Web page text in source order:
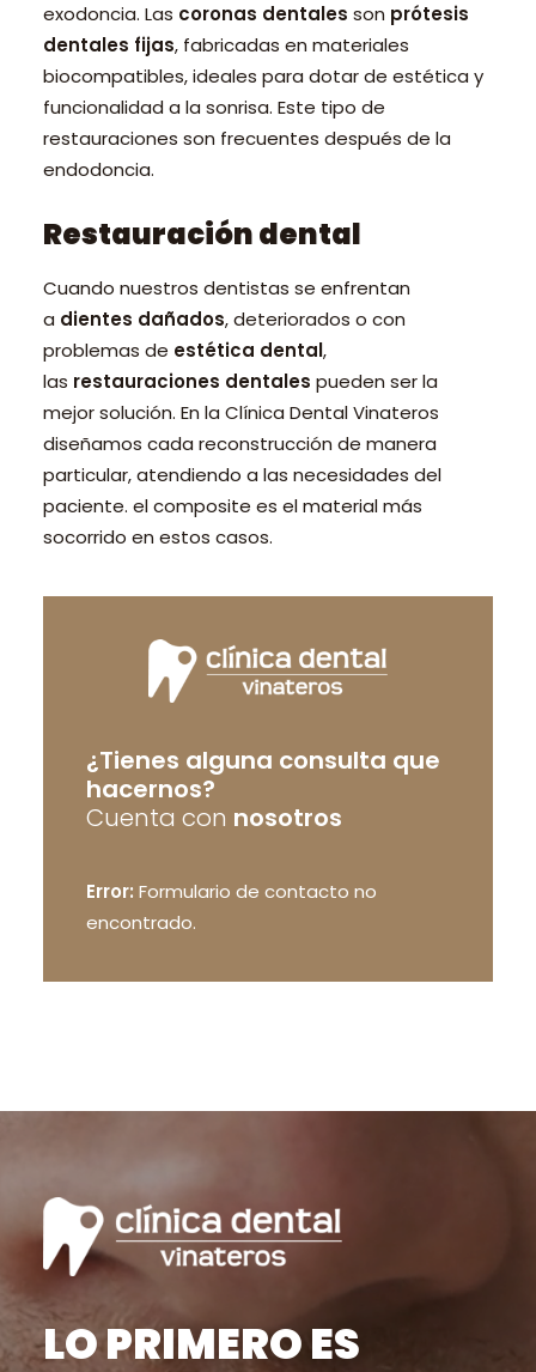
exodoncia. Las coronas dentales son prótesis
dentales fijas, fabricadas en materiales
biocompatibles, ideales para dotar de estética y
funcionalidad a la sonrisa. Este tipo de
restauraciones son frecuentes después de la
endodoncia.
Restauración dental
Cuando nuestros dentistas se enfrentan
a dientes dañados, deteriorados o con
problemas de estética dental,
las restauraciones dentales pueden ser la
mejor solución. En la Clínica Dental Vinateros
diseñamos cada reconstrucción de manera
particular, atendiendo a las necesidades del
paciente. el composite es el material más
socorrido en estos casos.
¿Tienes alguna consulta que
hacernos?
Cuenta con nosotros
Error: Formulario de contacto no
encontrado.
LO PRIMERO ES